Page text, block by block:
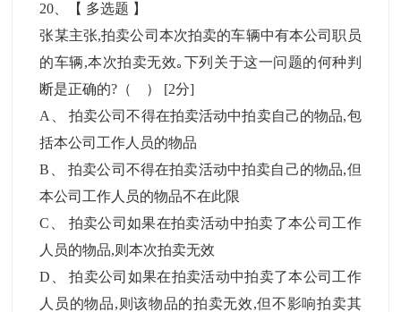
20 、【 多选题 】
张某主张,拍卖公司本次拍卖的车辆中有本公司职员
的车辆,本次拍卖无效｡下列关于这一问题的何种判
断是正确的?（ ） [2分]
A
拍卖公司不得在拍卖活动中拍卖自己的物品,包
括本公司工作人员的物品
B
拍卖公司不得在拍卖活动中拍卖自己的物品,但
本公司工作人员的物品不在此限
C
拍卖公司如果在拍卖活动中拍卖了本公司工作
人员的物品,则本次拍卖无效
D 、拍卖公司如果在拍卖活动中拍卖了本公司工作
人员的物品,则该物品的拍卖无效,但不影响拍卖其